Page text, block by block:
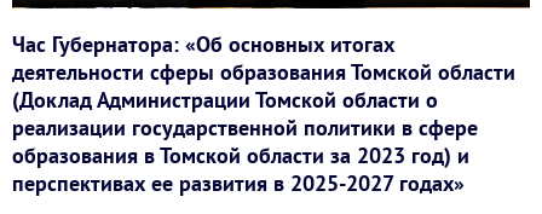
Час Губернатора: «Об основных итогах
деятельности сферы образования Томской области
(Доклад Администрации Томской области о
реализации государственной политики в сфере
образования в Томской области за 2023 год) и
перспективах ее развития в 2025-2027 годах»